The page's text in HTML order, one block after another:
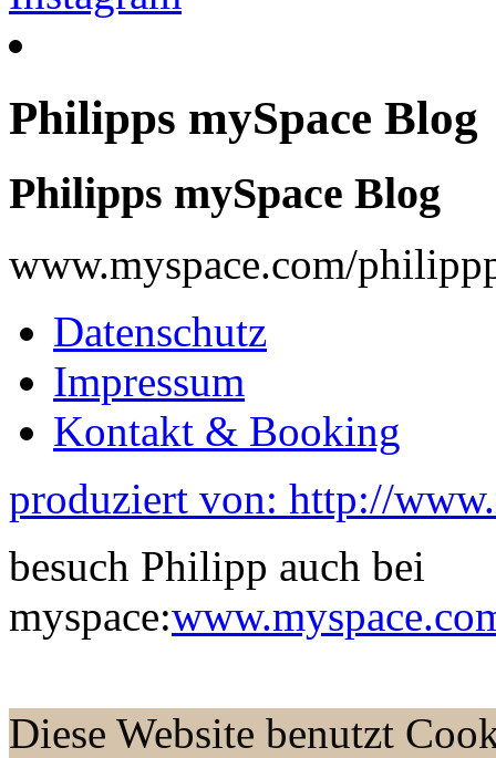
Philipps mySpace Blog
Philipps mySpace Blog
www.myspace.com/
Datenschutz
Impressum
Kontakt & Booking
produziert von: http://
besuch Philipp auch bei
myspace:
Diese Website benutzt